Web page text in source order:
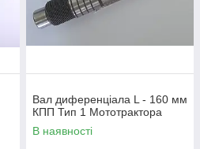
Вал диференціала L - 160 мм
КПП Тип 1 Мототрактора
В наявності